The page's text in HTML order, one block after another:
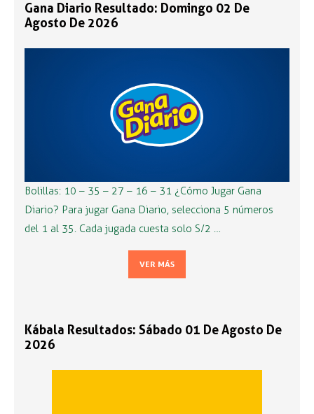
Gana Diario Resultado: Domingo 02 De
Agosto De 2026
Bolillas: 10 – 35 – 27 – 16 – 31 ¿Cómo Jugar Gana
Diario? Para jugar Gana Diario, selecciona 5 números
del 1 al 35. Cada jugada cuesta solo S/2 …
VER MÁS
Kábala Resultados: Sábado 01 De Agosto De
2026